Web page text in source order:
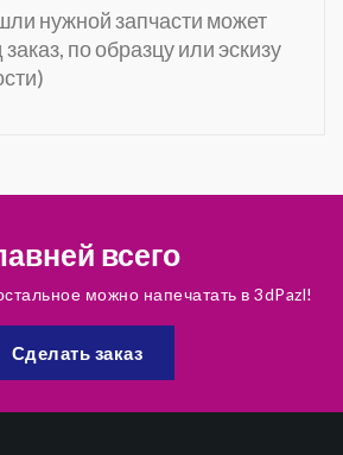
нужной запчасти может
по образцу или эскизу
всего
можно напечатать в 3dPazl!
Сделать заказ